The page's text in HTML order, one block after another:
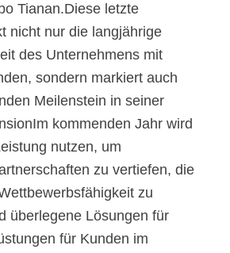
Tianan.Diese letzte
nicht nur die langjährige
des Unternehmens mit
sondern markiert auch
Meilenstein in seiner
kommenden Jahr wird
nutzen, um
zu vertiefen, die
zu
überlegene Lösungen für
für Kunden im